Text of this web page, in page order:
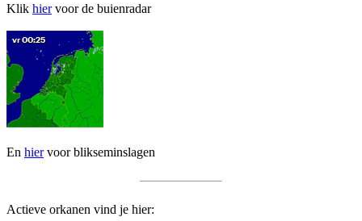
Klik hiervoor de buienradar
En hiervoor blikseminslagen
Actieve orkanen vind je hier: